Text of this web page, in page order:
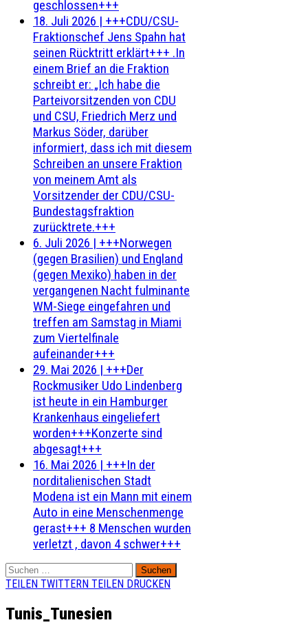
geschlossen+++
18. Juli 2026 | +++CDU/CSU-
Fraktionschef Jens Spahn hat
seinen Rücktritt erklärt+++ .In
einem Brief an die Fraktion
schreibt er: „Ich habe die
Parteivorsitzenden von CDU
und CSU, Friedrich Merz und
Markus Söder, darüber
informiert, dass ich mit diesem
Schreiben an unsere Fraktion
von meinem Amt als
Vorsitzender der CDU/CSU-
Bundestagsfraktion
zurücktrete.+++
6. Juli 2026 | +++Norwegen
(gegen Brasilien) und England
(gegen Mexiko) haben in der
vergangenen Nacht fulminante
WM-Siege eingefahren und
treffen am Samstag in Miami
zum Viertelfinale
aufeinander+++
29. Mai 2026 | +++Der
Rockmusiker Udo Lindenberg
ist heute in ein Hamburger
Krankenhaus eingeliefert
worden+++Konzerte sind
abgesagt+++
16. Mai 2026 | +++In der
norditalienischen Stadt
Modena ist ein Mann mit einem
Auto in eine Menschenmenge
gerast+++ 8 Menschen wurden
verletzt , davon 4 schwer+++
Suchen
nach:
TEILEN TWITTERN TEILEN DRUCKEN
Tunis_Tunesien